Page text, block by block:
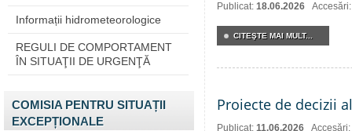
Informații hidrometeorologice
REGULI DE COMPORTAMENT
ÎN SITUAŢII DE URGENŢĂ
COMISIA PENTRU SITUAȚII
EXCEPȚIONALE
Publicat: 18.06.2026
CITEŞTE MAI MULT...
Proiecte de decizii
Publicat: 11.06.2026